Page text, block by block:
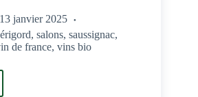
13 janvier 2025
, salons, saussignac,
de france, vins bio